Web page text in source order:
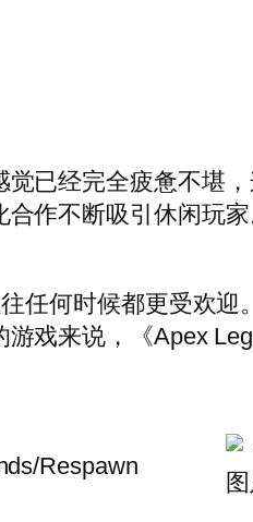
已经完全疲惫不堪
作不断吸引休闲玩
任何时候都更受欢
戏来说，《Apex
Respawn